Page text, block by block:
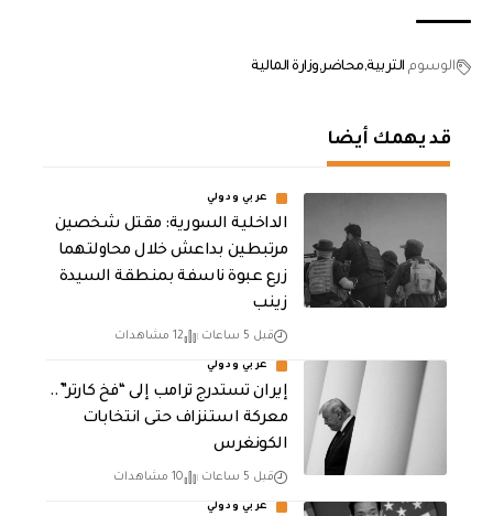
الوسوم التربية محاضر وزارة المالية
قد يهمك أيضا
عربي ودولي
الداخلية السورية: مقتل شخصين
مرتبطين بداعش خلال محاولتهما
زرع عبوة ناسفة بمنطقة السيدة
زينب
قبل 5 ساعات 12 مشاهدات
عربي ودولي
إيران تستدرج ترامب إلى “فخ كارتر”..
معركة استنزاف حتى انتخابات
الكونغرس
قبل 5 ساعات 10 مشاهدات
عربي ودولي